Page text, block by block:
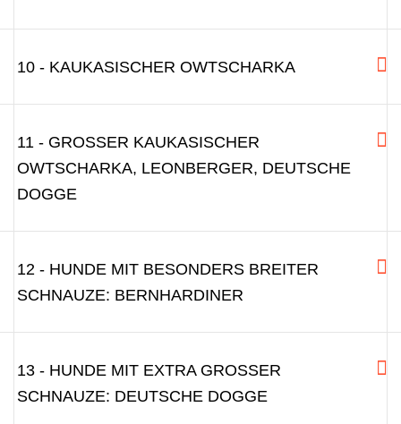
10 - KAUKASISCHER OWTSCHARKA
11 - GROSSER KAUKASISCHER O
WTSCHARKA, LEONBERGER, DEUTSCHE D
OGGE
12 - HUNDE MIT BESONDERS BREITER
SCHNAUZE: BERNHARDINER
13 - HUNDE MIT EXTRA GROSSER S
CHNAUZE: DEUTSCHE DOGGE